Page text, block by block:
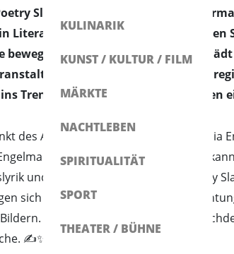
KULINARIK
KUNST / KULTUR / FILM
MÄRKTE
NACHTLEBEN
SPIRITUALITÄT
SPORT
THEATER / BÜHNE
Slam, Lesung und
Literaturabend mit unterschiedlichen
bewegen – Poetry Slam & Literatur“
mit Julia Engelmann und
Trendhaus Reischmann in Kempten
des Abends steht die Lesung von „Julia
gehört seit Jahren zu den
und wurde besonders durch Poetry
sich zwischen persönlichen
Viele ihrer Stücke verbinden
✍️✨